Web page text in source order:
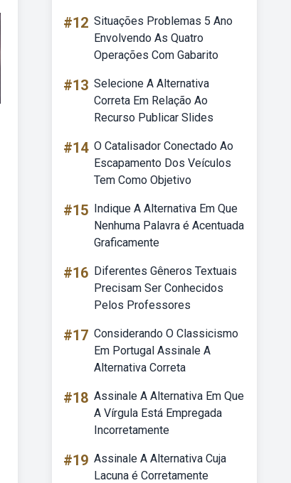
#12 Situações Problemas 5 Ano
Envolvendo As Quatro
Operações Com Gabarito
#13 Selecione A Alternativa
Correta Em Relação Ao
Recurso Publicar Slides
#14 O Catalisador Conectado Ao
Escapamento Dos Veículos
Tem Como Objetivo
#15 Indique A Alternativa Em Que
Nenhuma Palavra é Acentuada
Graficamente
#16 Diferentes Gêneros Textuais
Precisam Ser Conhecidos
Pelos Professores
#17 Considerando O Classicismo
Em Portugal Assinale A
Alternativa Correta
#18 Assinale A Alternativa Em Que
A Vírgula Está Empregada
Incorretamente
#19 Assinale A Alternativa Cuja
Lacuna é Corretamente